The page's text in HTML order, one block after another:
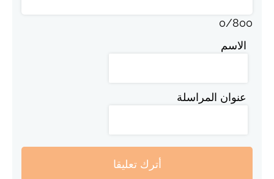
0/800
الاسم
عنوان المراسلة
أترك تعليقا